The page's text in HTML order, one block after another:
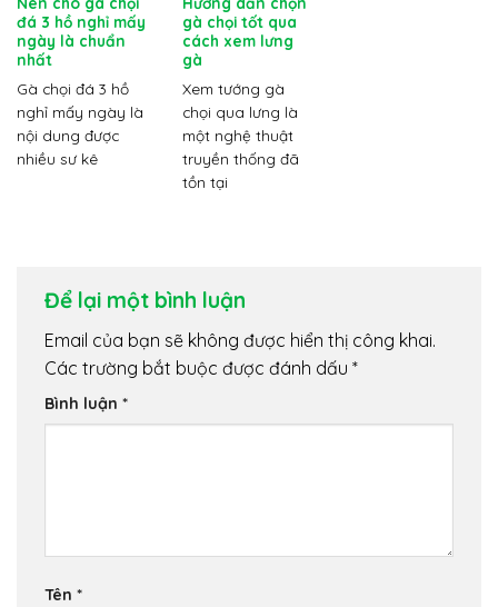
đá 3 hồ nghỉ mấy
ngày là chuẩn
nhất
Gà chọi đá 3 hồ
nghỉ mấy ngày là
nội dung được
nhiều sư kê
gà chọi tốt qua
cách xem lưng
gà
Xem tướng gà
chọi qua lưng là
một nghệ thuật
truyền thống đã
tồn tại
Để lại một bình luận
Email của bạn sẽ không được hiển thị công khai.
Các trường bắt buộc được đánh dấu *
Bình luận *
Tên *